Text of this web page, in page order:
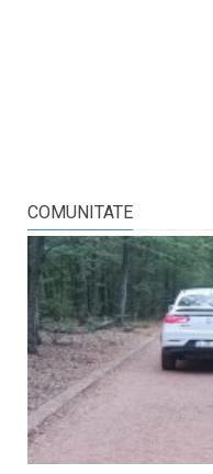
COMUNITATE